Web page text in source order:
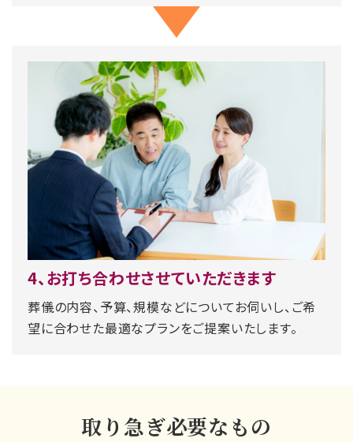
4、お打ち合わせさせていただきます
葬儀の内容、予算、規模などについてお伺いし、ご希
望に合わせた最適なプランをご提案いたします。
取り急ぎ必要なもの